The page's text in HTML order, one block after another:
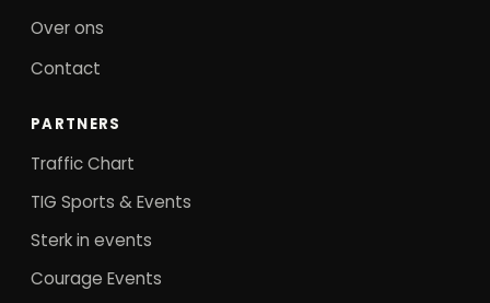
Over ons
Contact
PARTNERS
Traffic Chart
TIG Sports & Events
Sterk in events
Courage Events